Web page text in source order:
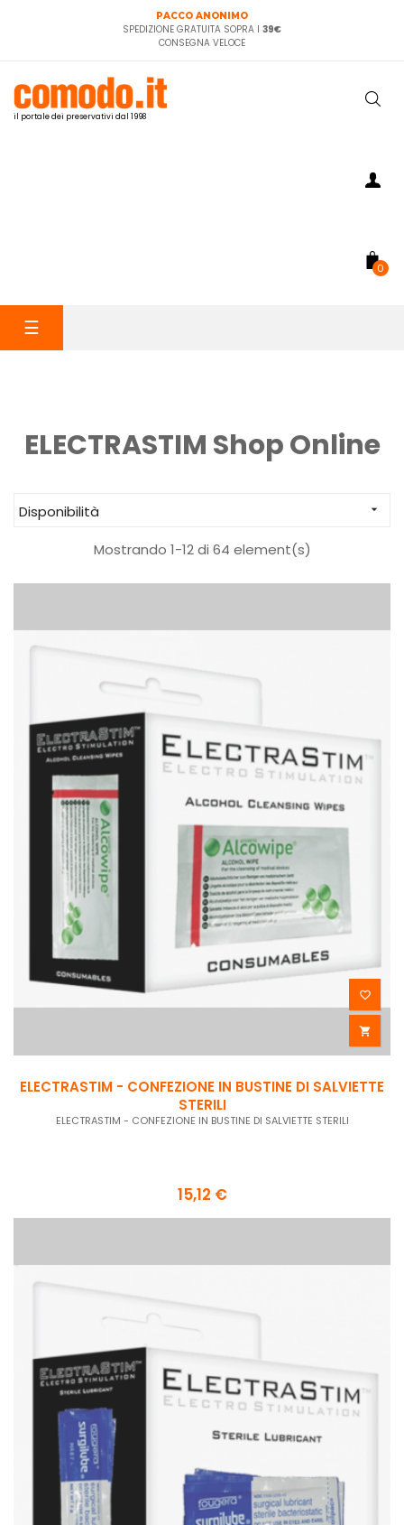
PACCO ANONIMO
SPEDIZIONE GRATUITA SOPRA I 39€
CONSEGNA VELOCE
il portale dei preservativi dal 1998
0
navigazione
☰
ELECTRASTIM Shop Online
Disponibilità 
Mostrando 1-12 di 64 element(s)


ELECTRASTIM - CONFEZIONE IN BUSTINE DI SALVIETTE
STERILI
ELECTRASTIM - CONFEZIONE IN BUSTINE DI SALVIETTE STERILI
15,12 €